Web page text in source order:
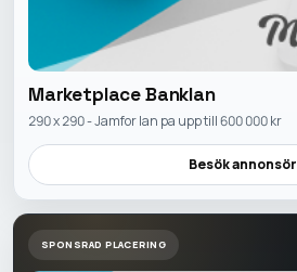
Marketplace Banklan
290 x 290 - Jamfor lan pa upp till 600 000 kr
Besök annonsör
SPONSRAD PLACERING